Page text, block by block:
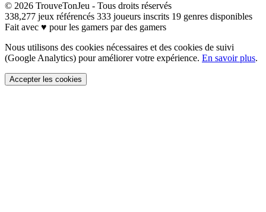
© 2026 TrouveTonJeu - Tous droits réservés
338,277 jeux référencés 333 joueurs inscrits 19 genres disponibles
Fait avec ♥ pour les gamers par des gamers
Nous utilisons des cookies nécessaires et des cookies de suivi
(Google Analytics) pour améliorer votre expérience. En savoir plus.
Accepter les cookies